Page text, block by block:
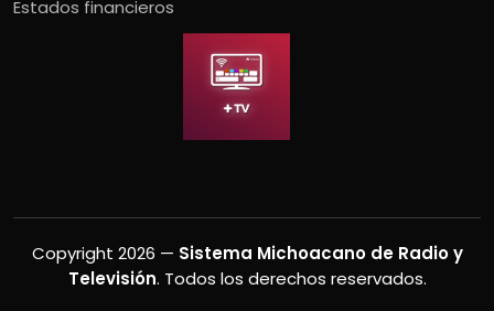
Estados financieros
Copyright 2026 — Sistema Michoacano de Radio y
Televisión. Todos los derechos reservados.